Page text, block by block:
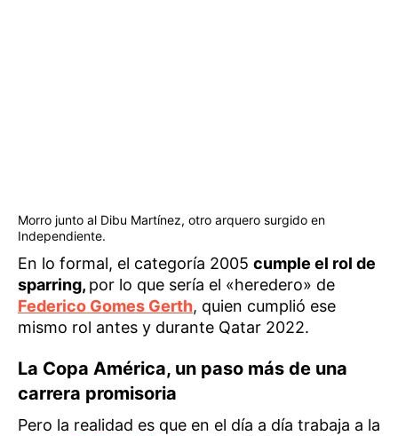
Morro junto al Dibu Martínez, otro arquero surgido en
Independiente.
En lo formal, el categoría 2005 cumple el rol de
sparring, por lo que sería el «heredero» de
Federico Gomes Gerth, quien cumplió ese
mismo rol antes y durante Qatar 2022.
La Copa América, un paso más de una
carrera promisoria
Pero la realidad es que en el día a día trabaja a la